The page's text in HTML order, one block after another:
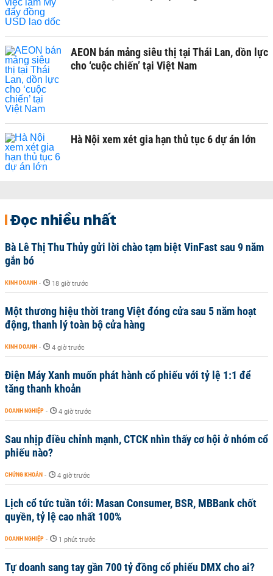
AEON bán mảng siêu thị tại Thái Lan, dồn lực
cho ‘cuộc chiến’ tại Việt Nam
Hà Nội xem xét gia hạn thủ tục 6 dự án lớn
Đọc nhiều nhất
Bà Lê Thị Thu Thủy gửi lời chào tạm biệt VinFast sau 9 năm
gắn bó
KINH DOANH - 18 giờ trước
Một thương hiệu thời trang Việt đóng cửa sau 5 năm hoạt
động, thanh lý toàn bộ cửa hàng
KINH DOANH - 4 giờ trước
Điện Máy Xanh muốn phát hành cổ phiếu với tỷ lệ 1:1 để
tăng thanh khoản
DOANH NGHIỆP - 4 giờ trước
Sau nhịp điều chỉnh mạnh, CTCK nhìn thấy cơ hội ở nhóm cổ
phiếu nào?
CHỨNG KHOÁN - 4 giờ trước
Lịch cổ tức tuần tới: Masan Consumer, BSR, MBBank chốt
quyền, tỷ lệ cao nhất 100%
DOANH NGHIỆP - 1 phút trước
Tự doanh sang tay gần 700 tỷ đồng cổ phiếu DMX cho ai?